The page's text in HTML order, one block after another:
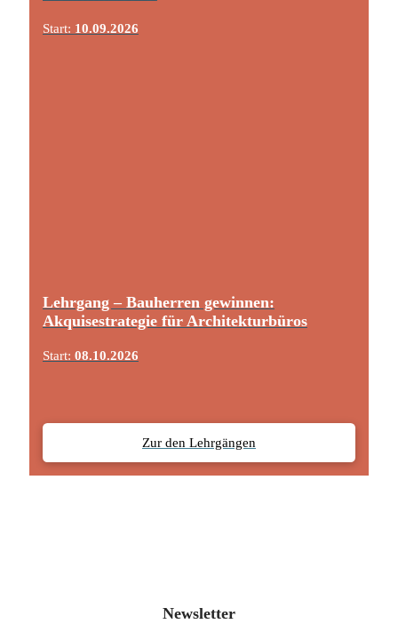
Start: 10.09.2026
Lehrgang – Bauherren gewinnen:
Akquisestrategie für Architekturbüros
Start: 08.10.2026
Zur den Lehrgängen
Newsletter